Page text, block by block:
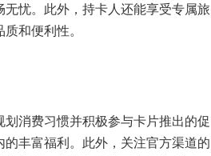
忧。此外，持卡人还能享受专属旅
和便利性。
消费习惯并积极参与卡片推出的促
丰富福利。此外，关注官方渠道的